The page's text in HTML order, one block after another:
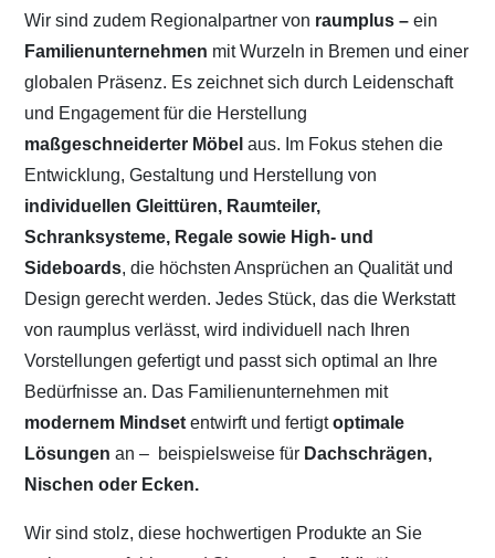
Wir sind zudem Regionalpartner von raumplus – ein
Familienunternehmen mit Wurzeln in Bremen und einer
globalen Präsenz. Es zeichnet sich durch Leidenschaft
und Engagement für die Herstellung
maßgeschneiderter Möbelaus. Im Fokus stehen die
Entwicklung, Gestaltung und Herstellung von
individuellen Gleittüren, Raumteiler,
Schranksysteme, Regale sowie High- und
Sideboards, die höchsten Ansprüchen an Qualität und
Design gerecht werden. Jedes Stück, das die Werkstatt
von raumplus verlässt, wird individuell nach Ihren
Vorstellungen gefertigt und passt sich optimal an Ihre
Bedürfnisse an. Das Familienunternehmen mit
modernem Mindset entwirft und fertigtoptimale
Lösungen an – beispielsweise für Dachschrägen,
Nischen oder Ecken.
Wir sind stolz, diese hochwertigen Produkte an Sie